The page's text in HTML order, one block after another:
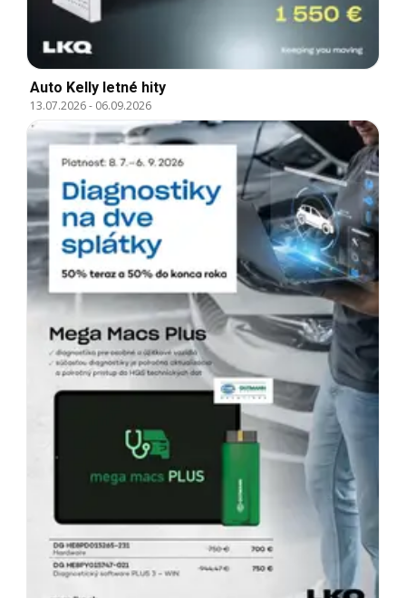
Auto Kelly letné hity
13.07.2026- 06.09.2026